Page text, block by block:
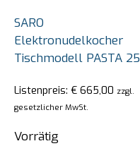
SARO
Elektronudelkocher
Tischmodell PASTA 25
Listenpreis:€ 665,00 zzgl.
gesetzlicher MwSt.
Vorrätig